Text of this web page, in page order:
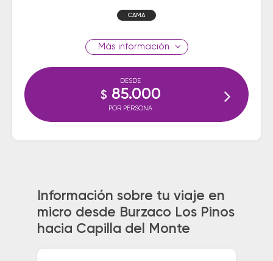
CAMA
información
DESDE
$ 85.000
POR PERSONA
Información sobre tu viaje en
micro desde Burzaco Los Pinos
hacia Capilla del Monte